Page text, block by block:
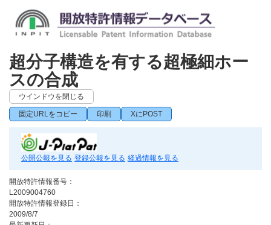
超分子構造を有する超極細ホー
スの合成
ウインドウを閉じる
固定URLをコピー 印刷 XにPOST
公開公報を見る 登録公報を見る 経過情報を見る
開放特許情報番号：
L2009004760
開放特許情報登録日：
2009/8/7